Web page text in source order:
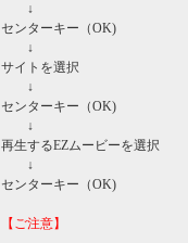
↓
センターキー（OK)
↓
サイトを選択
↓
センターキー（OK)
↓
再生するEZムービーを選択
↓
センターキー（OK)
【ご注意】